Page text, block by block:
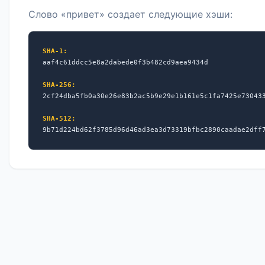
Слово «привет» создает следующие хэши:
SHA-1:
aaf4c61ddcc5e8a2dabede0f3b482cd9aea9434d
SHA-256:
SHA-512: